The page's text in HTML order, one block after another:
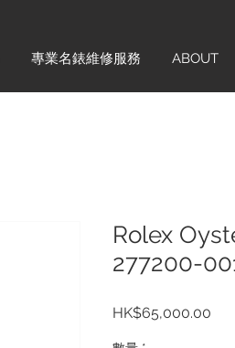
專業名錶維修服務 ABOUT
Rolex
277200-
HK$65,000.00